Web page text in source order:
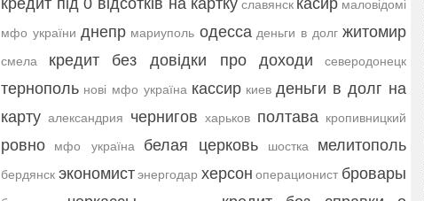
кредит під 0 відсотків на картку славянск касир маловідомі
мфо україни днепр мариуполь одесса деньги в долг житомир
смела кредит без довідки про доходи северодонецк
тернополь нові мфо україна кассир киев деньги в долг на
карту александрия чернигов харьков полтава кропивницкий
ровно мфо україна белая церковь шостка мелитополь
бердянск экономист энергодар херсон операционист бровары